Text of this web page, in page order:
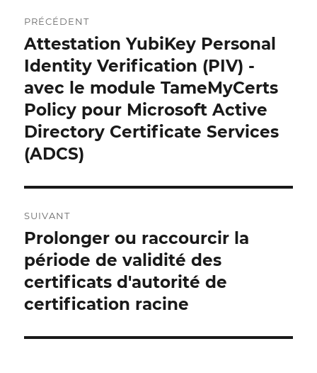
postale
PRÉCÉDENT
Publication
précédente :
Attestation YubiKey Personal
Identity Verification (PIV) -
avec le module TameMyCerts
Policy pour Microsoft Active
Directory Certificate Services
(ADCS)
SUIVANT
Publication
suivante :
Prolonger ou raccourcir la
période de validité des
certificats d'autorité de
certification racine